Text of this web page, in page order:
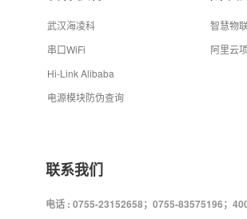
武汉海凌科
串口WiFi
Hi-Link Alibaba
电源模块防伪查询
智慧物
阿里云
联系我们
电话 : 0755-23152658；0755-83575196；